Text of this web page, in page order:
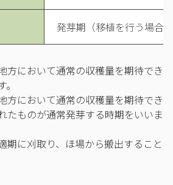
発芽期（移植を行う場合
方において通常の収穫量を期待でき
方において通常の収穫量を期待でき
たものが通常発芽する時期をいいま
に刈取り、ほ場から搬出すること